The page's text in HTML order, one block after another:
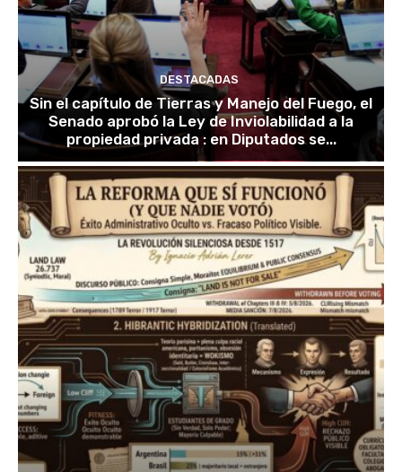
DESTACADAS
Sin el capítulo de Tierras y Manejo del Fuego, el
Senado aprobó la Ley de Inviolabilidad a la
propiedad privada : en Diputados se...